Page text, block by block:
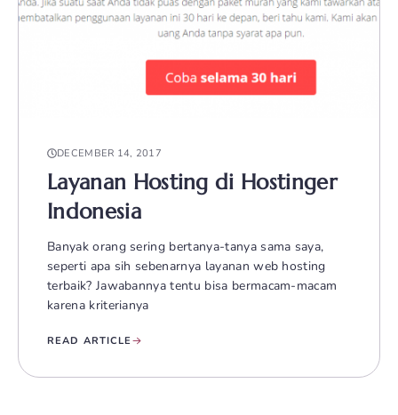
DECEMBER 14, 2017
Layanan Hosting di Hostinger
Indonesia
Banyak orang sering bertanya-tanya sama saya,
seperti apa sih sebenarnya layanan web hosting
terbaik? Jawabannya tentu bisa bermacam-macam
karena kriterianya
READ ARTICLE